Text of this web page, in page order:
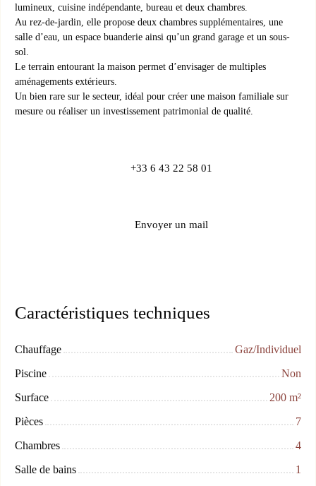
lumineux, cuisine indépendante, bureau et deux chambres.
Au rez-de-jardin, elle propose deux chambres supplémentaires, une
salle d’eau, un espace buanderie ainsi qu’un grand garage et un sous-
sol.
Le terrain entourant la maison permet d’envisager de multiples
aménagements extérieurs.
Un bien rare sur le secteur, idéal pour créer une maison familiale sur
mesure ou réaliser un investissement patrimonial de qualité.
+33 6 43 22 58 01
Envoyer un mail
Caractéristiques techniques
Chauffage
Gaz/Individuel
Piscine
Non
Surface
200 m²
Pièces
7
Chambres
4
Salle de bains
1